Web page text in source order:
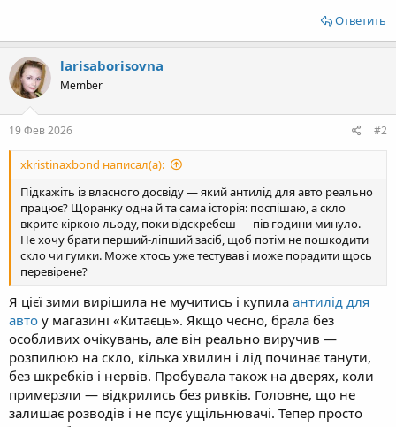
Ответить
larisaborisovna
Member
19 Фев 2026 #2
xkristinaxbond написал(а):
Підкажіть із власного досвіду — який антилід для авто реально
працює? Щоранку одна й та сама історія: поспішаю, а скло
вкрите кіркою льоду, поки відскребеш — пів години минуло.
Не хочу брати перший-ліпший засіб, щоб потім не пошкодити
скло чи гумки. Може хтось уже тестував і може порадити щось
перевірене?
Я цієї зими вирішила не мучитись і купила антилід для
авто у магазині «Китаєць». Якщо чесно, брала без
особливих очікувань, але він реально виручив —
розпилюю на скло, кілька хвилин і лід починає танути,
без шкребків і нервів. Пробувала також на дверях, коли
примерзли — відкрились без ривків. Головне, що не
залишає розводів і не псує ущільнювачі. Тепер просто